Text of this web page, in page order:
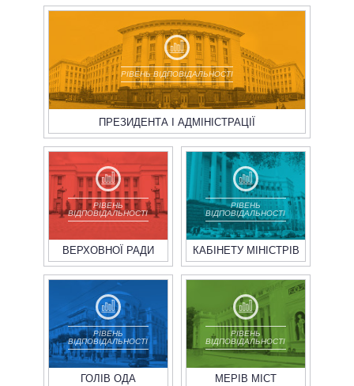
РІВЕНЬ ВІДПОВІДАЛЬНОСТІ
ПРЕЗИДЕНТА І АДМІНІСТРАЦІЇ
РІВЕНЬ
ВІДПОВІДАЛЬНОСТІ
ВЕРХОВНОЇ РАДИ
РІВЕНЬ
ВІДПОВІДАЛЬНОСТІ
КАБІНЕТУ МІНІСТРІВ
РІВЕНЬ
ВІДПОВІДАЛЬНОСТІ
ГОЛІВ ОДА
РІВЕНЬ
ВІДПОВІДАЛЬНОСТІ
МЕРІВ МІСТ